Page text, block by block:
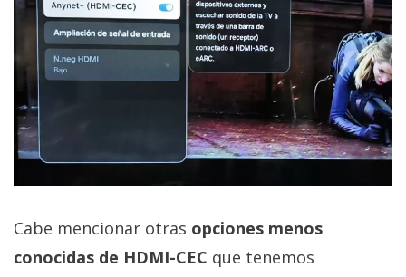
Cabe mencionar otras opciones menos
conocidas de HDMI-CEC que tenemos